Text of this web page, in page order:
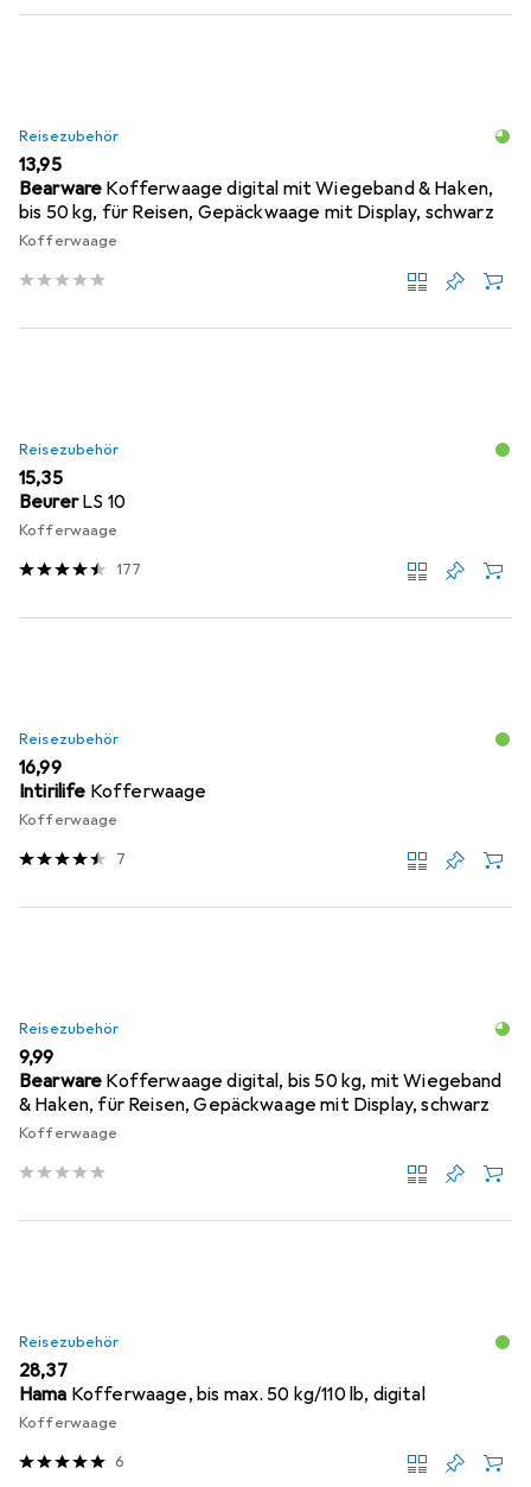
Reisezubehör
EUR
13,95
Bearware Kofferwaage digital mit Wiegeband & Haken,
bis 50 kg, für Reisen, Gepäckwaage mit Display, schwarz
Kofferwaage
Reisezubehör
EUR
15,35
Beurer LS 10
Kofferwaage
177
Reisezubehör
EUR
16,99
Intirilife Kofferwaage
Kofferwaage
7
Reisezubehör
EUR
9,99
Bearware Kofferwaage digital, bis 50 kg, mit Wiegeband
& Haken, für Reisen, Gepäckwaage mit Display, schwarz
Kofferwaage
Reisezubehör
EUR
28,37
Hama Kofferwaage, bis max. 50 kg/110 lb, digital
Kofferwaage
6